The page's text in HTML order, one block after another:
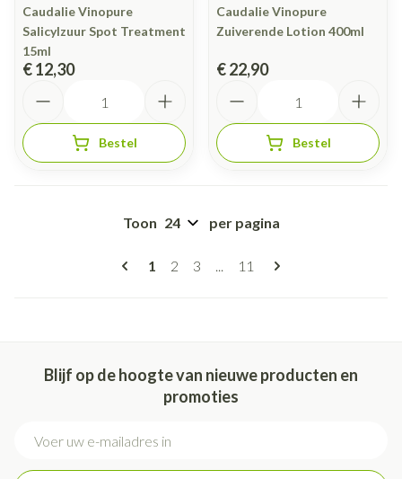
Caudalie Vinopure
Salicylzuur Spot Treatment
15ml
€ 12,30
Bestel
Caudalie Vinopure
Zuiverende Lotion 400ml
€ 22,90
Bestel
Pagina's
U lees momenteel pagina
1 Pagina
2 Pagina
3 ... Pagina
11
Toon per pagina
Blijf op de hoogte van nieuwe producten en
promoties